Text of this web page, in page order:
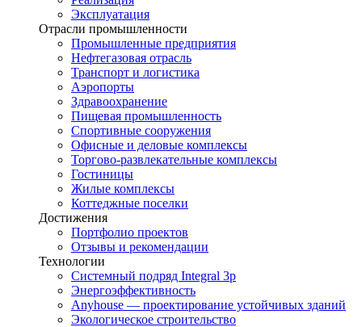
Эксплуатация
Отрасли промышленности
Промышленные предприятия
Нефтегазовая отрасль
Транспорт и логистика
Аэропорты
Здравоохранение
Пищевая промышленность
Спортивные сооружения
Офисные и деловые комплексы
Торгово-развлекательные комплексы
Гостиницы
Жилые комплексы
Коттеджные поселки
Достижения
Портфолио проектов
Отзывы и рекомендации
Технологии
Системный подряд Integral 3p
Энергоэффективность
Anyhouse — проектирование устойчивых зданий
Экологическое строительство